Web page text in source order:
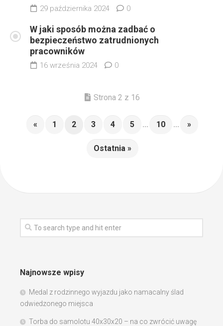
29 października 2024 0
W jaki sposób można zadbać o
bezpieczeństwo zatrudnionych
pracowników
16 września 2024 0
Strona 2 z 16
« 1 2 3 4 5 ... 10 ... »
Ostatnia »
Najnowsze wpisy
Medal z rodzinnego wyjazdu jako namacalny ślad
odwiedzonego miejsca
Torba do samolotu 40x30x20 – na co zwrócić uwagę